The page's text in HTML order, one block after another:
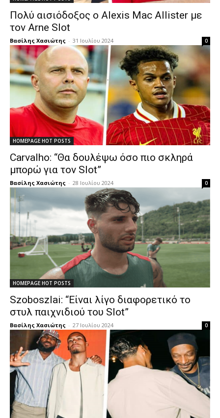
Πολύ αισιόδοξος ο Alexis Mac Allister με
τον Arne Slot
Βασίλης Χασιώτης - 31 Ιουλίου 2024 0
HOMEPAGE HOT POSTS
Carvalho: “Θα δουλέψω όσο πιο σκληρά
μπορώ για τον Slot”
Βασίλης Χασιώτης - 28 Ιουλίου 2024 0
HOMEPAGE HOT POSTS
Szoboszlai: “Είναι λίγο διαφορετικό το
στυλ παιχνιδιού του Slot”
Βασίλης Χασιώτης - 27 Ιουλίου 2024 0